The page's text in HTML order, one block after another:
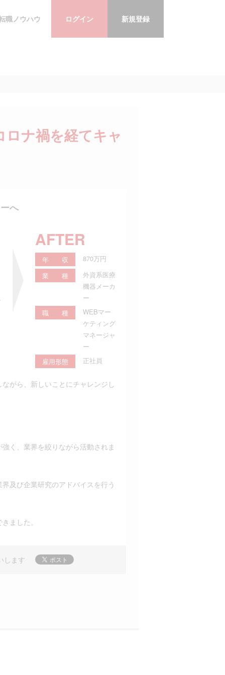
職ノウハウ ログイン 新規登録
ナ禍を経てキャ
へ
AFTER
年 収
870万円
業 種
外資系医療
機器メーカ
ー
職 種
WEBマー
ケティング
マネージャ
ー
雇用形態
正社員
がら、新しいことにチャレンジし
く、業界を絞りながら活動されま
及び企業研究のアドバイスを行う
ました。
します